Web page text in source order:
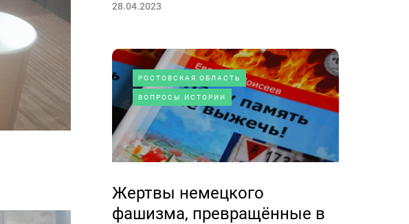
28.04.2023
РОСТОВСКАЯ ОБЛАСТЬ
ВОПРОСЫ ИСТОРИИ
Жертвы немецкого
фашизма, превращённые в